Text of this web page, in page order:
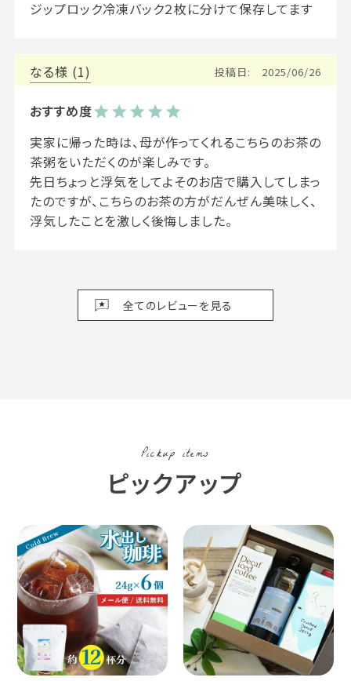
なる 1 投稿日 2025/06/26
実家に帰った時は、母が作ってくれるこちらのお茶の
茶粥をいただくのが楽しみです。
先日ちょっと浮気をしてよそのお店で購入してしまっ
たのですが、こちらのお茶の方がだんぜん美味しく、
Pickup items
ピックアップ